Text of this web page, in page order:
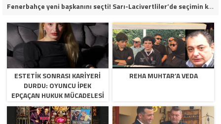
Fenerbahçe yeni başkanını seçti! Sarı-Lacivertliler’de seçimin kazananı Aziz Yıldırım oldu
ESTETIK SONRASI KARIYERI
DURDU: OYUNCU İPEK
EPÇAÇAN HUKUK MÜCADELESI
VERIYOR
REHA MUHTAR’A VEDA